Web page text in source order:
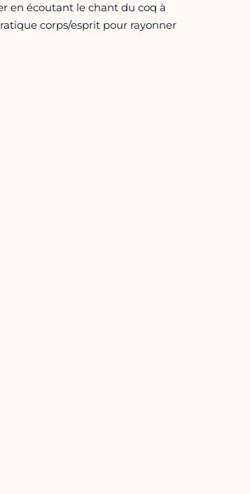
en écoutant le chant du coq à
corps/esprit pour rayonner